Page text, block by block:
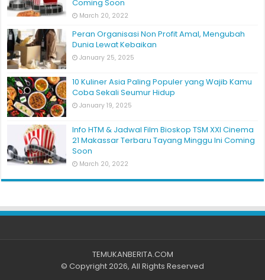
Coming Soon
March 20, 2022
Peran Organisasi Non Profit Amal, Mengubah
Dunia Lewat Kebaikan
January 25, 2025
10 Kuliner Asia Paling Populer yang Wajib Kamu
Coba Sekali Seumur Hidup
January 19, 2025
Info HTM & Jadwal Film Bioskop TSM XXI Cinema
21 Makassar Terbaru Tayang Minggu Ini Coming
Soon
March 20, 2022
TEMUKANBERITA.COM
© Copyright 2026, All Rights Reserved